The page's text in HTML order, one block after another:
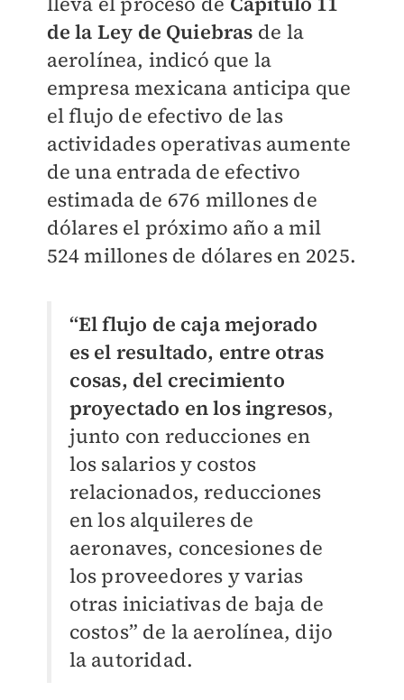
de la Ley de Quiebras de la
aerolínea, indicó que la
empresa mexicana anticipa que
el flujo de efectivo de las
actividades operativas aumente
de una entrada de efectivo
estimada de 676 millones de
dólares el próximo año a mil
524 millones de dólares en 2025.
“El flujo de caja mejorado
es el resultado, entre otras
cosas, del crecimiento
proyectado en los ingresos,
junto con reducciones en
los salarios y costos
relacionados, reducciones
en los alquileres de
aeronaves, concesiones de
los proveedores y varias
otras iniciativas de baja de
costos” de la aerolínea, dijo
la autoridad.